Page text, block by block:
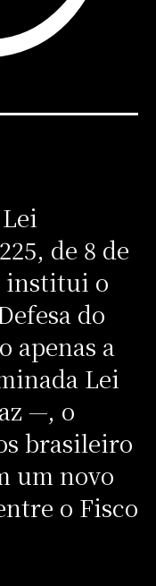
de 8 de
institui o
do
apenas a
Lei
—, o
brasileiro
um novo
o Fisco